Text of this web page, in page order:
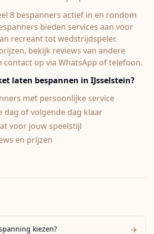
8 bespanners actief in en rondom
bieden services aan voor
recreant tot wedstrijdspeler.
bekijk reviews van andere
contact op via WhatsApp of telefoon.
laten bespannen in IJsselstein?
met persoonlijke service
dag of volgende dag klaar
voor jouw speelstijl
en prijzen
kiezen?